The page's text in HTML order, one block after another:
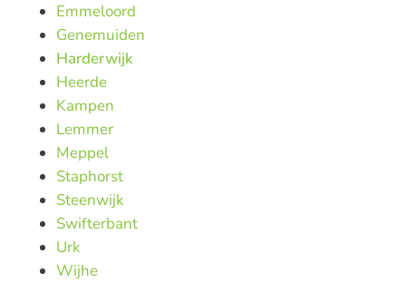
Emmeloord
Genemuiden
Harderwijk
Heerde
Kampen
Lemmer
Meppel
Staphorst
Steenwijk
Swifterbant
Urk
Wijhe